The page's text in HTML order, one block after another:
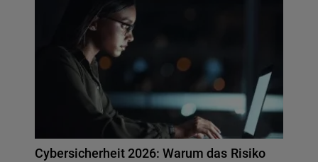
Cybersicherheit 2026: Warum das Risiko